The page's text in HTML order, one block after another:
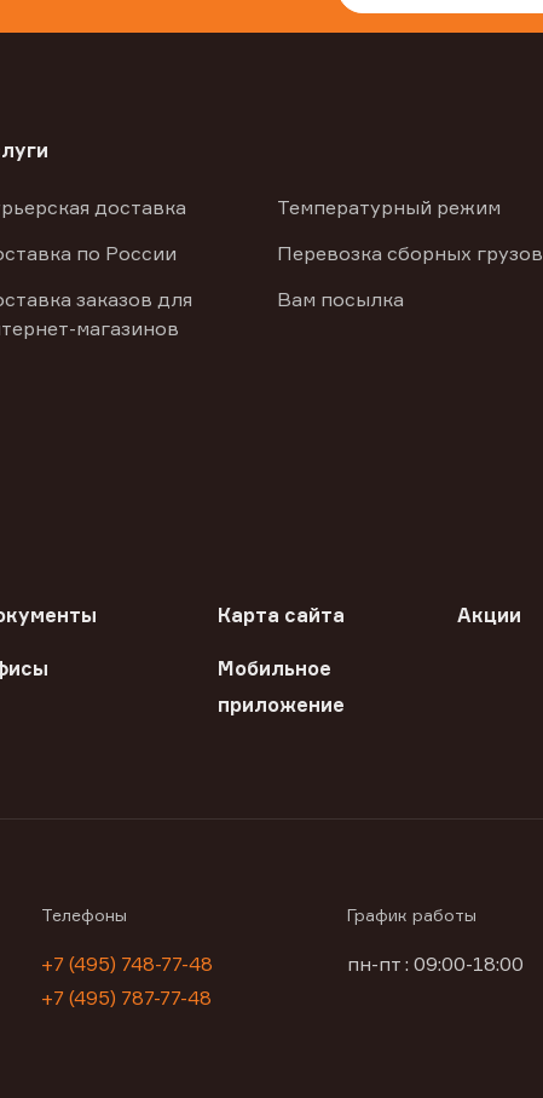
доставка
по России
заказов для
магазинов
Температурный режим
Перевозка сборных грузов
Вам посылка
Карта сайта Акции
Мобильное
приложение
Телефоны
+7 (495) 748-77-48
+7 (495) 787-77-48
График работы
пн-пт : 09:00-18:00